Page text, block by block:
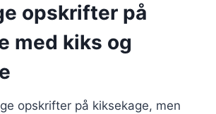
opskrifter på
med kiks og
opskrifter på kiksekage, men